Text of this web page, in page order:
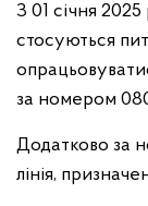
З 01 січня
стосуються
за номером
Додатково за
лінія,